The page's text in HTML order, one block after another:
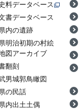
料データベース
書データベース
内の遺跡
明治初期の村絵
図アーカイブ
翻刻
男城郭鳥瞰図
の民話
内出土土偶